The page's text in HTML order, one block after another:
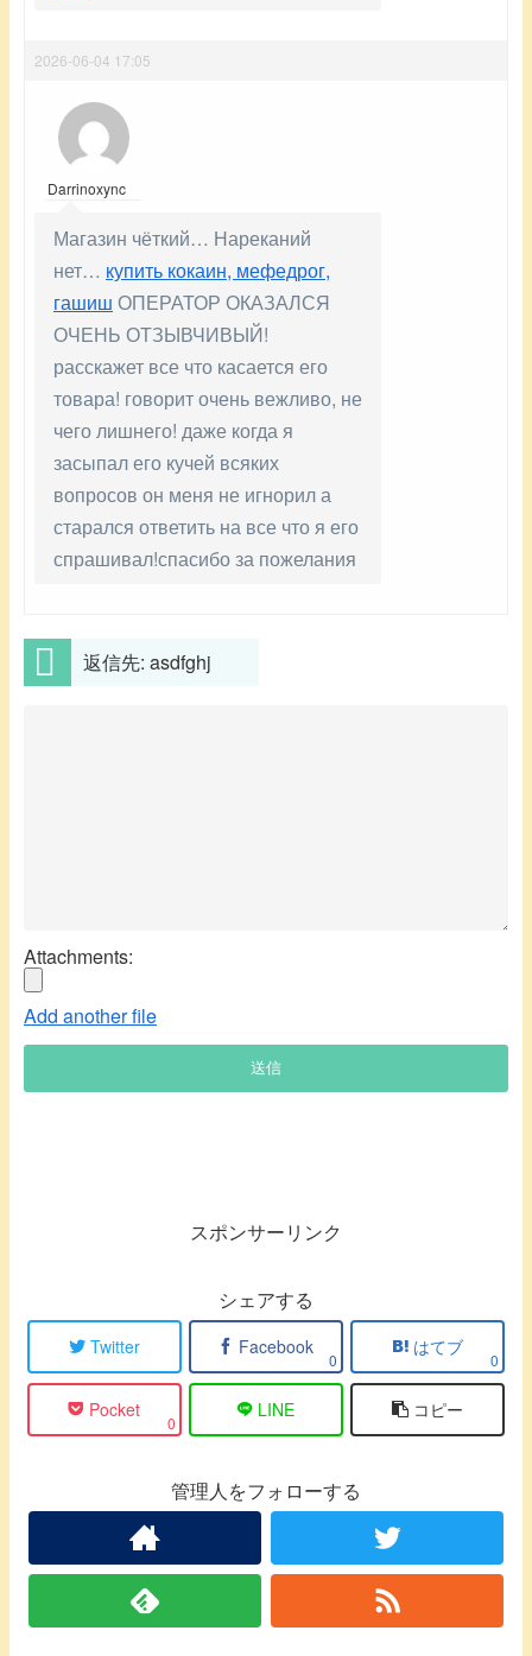
2026-06-04 17:05
Darrinoxync
Магазин чёткий… Нареканий
нет… купить кокаин, мефедрог,
гашиш ОПЕРАТОР ОКАЗАЛСЯ
ОЧЕНЬ ОТЗЫВЧИВЫЙ!
расскажет все что касается его
товара! говорит очень вежливо, не
чего лишнего! даже когда я
засыпал его кучей всяких
вопросов он меня не игнорил а
старался ответить на все что я его
спрашивал!спасибо за пожелания
返信先: asdfghj
Attachments:
Add another file
送信
スポンサーリンク
シェアする
Twitter Facebook
0
はてブ
0
Pocket
0
LINE コピー
管理人をフォローする